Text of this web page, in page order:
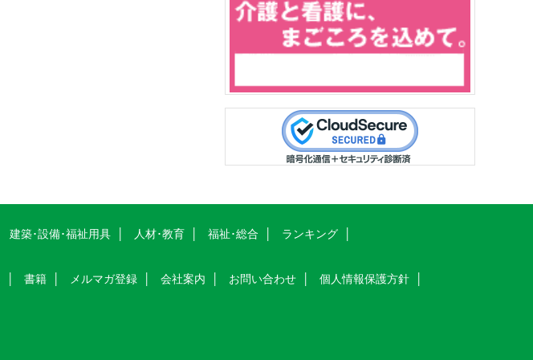
建築･設備･福祉用具 人材･教育 福祉･総合
ランキング
書籍 メルマガ登録 会社案内 お問い合わせ
個人情報保護方針